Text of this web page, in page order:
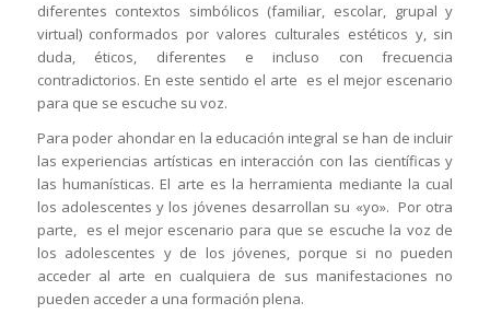
diferentes contextos simbólicos (familiar, escolar, grupal y
virtual) conformados por valores culturales estéticos y, sin
duda, éticos, diferentes e incluso con frecuencia
contradictorios. En este sentido el arte es el mejor escenario
para que se escuche su voz.
Para poder ahondar en la educación integral se han de incluir
las experiencias artísticas en interacción con las científicas y
las humanísticas. El arte es la herramienta mediante la cual
los adolescentes y los jóvenes desarrollan su «yo». Por otra
parte, es el mejor escenario para que se escuche la voz de
los adolescentes y de los jóvenes, porque si no pueden
acceder al arte en cualquiera de sus manifestaciones no
pueden acceder a una formación plena.